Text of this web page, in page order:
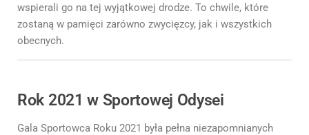
wspierali go na tej wyjątkowej drodze. To chwile, które
zostaną w pamięci zarówno zwycięzcy, jak i wszystkich
obecnych.
Rok 2021 w Sportowej Odysei
Gala Sportowca Roku 2021 była pełna niezapomnianych